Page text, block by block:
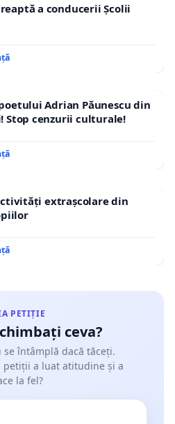
a conducerii Școlii
Adrian Păunescu din
Stop cenzurii culturale!
extrașcolare din
PETIȚIE
ceva?
se întâmplă dacă tăceți.
petiții a luat atitudine și a
la fel?